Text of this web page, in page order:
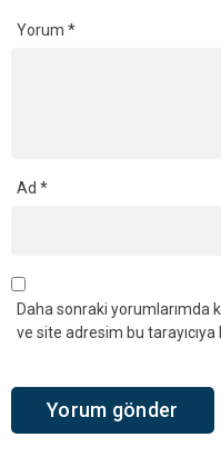
Yorum *
Ad *
Daha sonraki yorumlarımda
ve site adresim bu tarayıcıya